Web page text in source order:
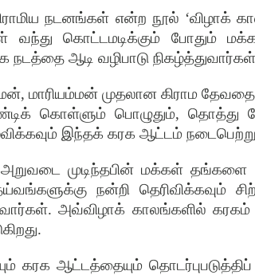
நடனங்கள் என்ற நூல் ‘விழாக்
கொட்டமடிக்கும் போதும்
நடத்தை ஆடி வழிபாடு
, மாரியம்மன் முதலான கிராம
கொள்ளும் பொழுதும், தொத்து
இந்தக் கரக ஆட்டம் நடைபெற்று
முடிந்தபின் மக்கள் தங்களை
நன்றி தெரிவிக்கவும்
.அவ்விழாக் காலங்களில் கரகம்
.
கரக ஆட்டத்தையும்